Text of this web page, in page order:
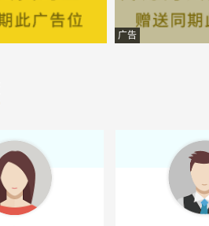
广告